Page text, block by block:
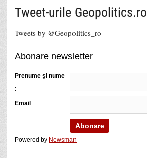
Tweet-urile Geopolitics.ro
Tweets by @Geopolitics_ro
Abonare newsletter
Prenume şi nume
:
Email:
Powered by Newsman